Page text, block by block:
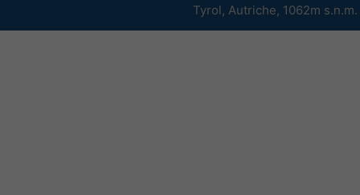
Tyrol, Autriche, 1062m s.n.m.